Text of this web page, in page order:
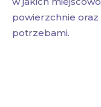
powierzchnie
potrzebami.